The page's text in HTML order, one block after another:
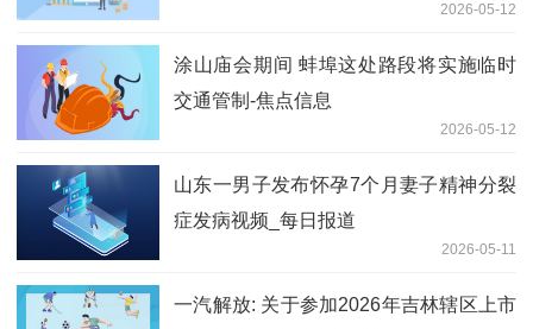
2026-05-12
涂山庙会期间 蚌埠这处路段将实施临时
交通管制-焦点信息
2026-05-12
山东一男子发布怀孕7个月妻子精神分裂
症发病视频_每日报道
2026-05-11
一汽解放: 关于参加2026年吉林辖区上市